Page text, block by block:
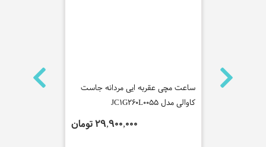
ساعت مچی
ساعت مچی عقربه ایی مردانه جاست
کاوالی مدل JC1G260L0055
29,900,000 تومان